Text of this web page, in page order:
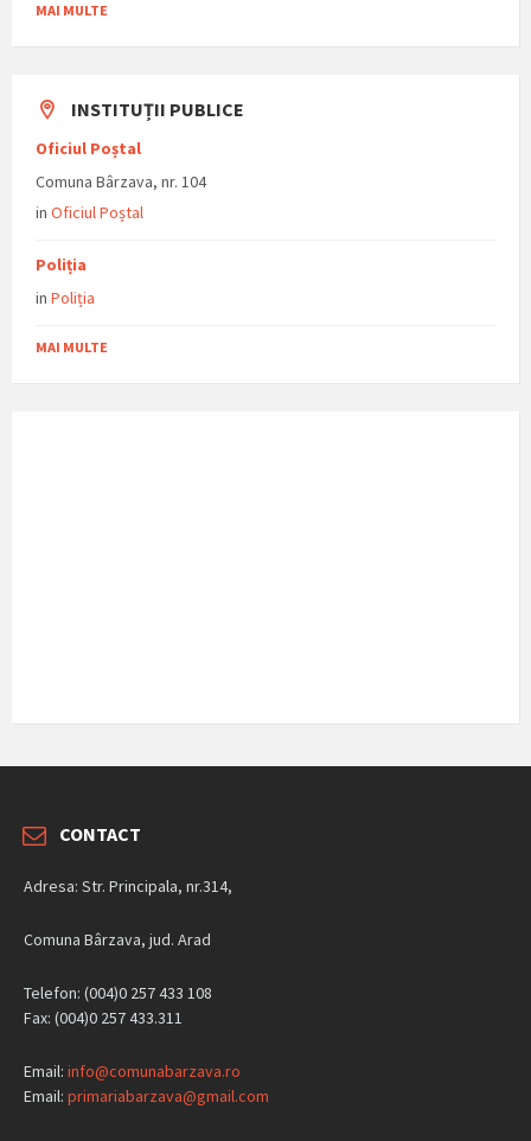
MAI MULTE
INSTITUȚII PUBLICE
Oficiul Poștal
Comuna Bârzava, nr. 104
in Oficiul Poștal
Poliția
in Poliția
MAI MULTE
CONTACT
Adresa: Str. Principala, nr.314,
Comuna Bârzava, jud. Arad
Telefon: (004)0 257 433 108
Fax: (004)0 257 433.311
Email: info@comunabarzava.ro
Email: primariabarzava@gmail.com